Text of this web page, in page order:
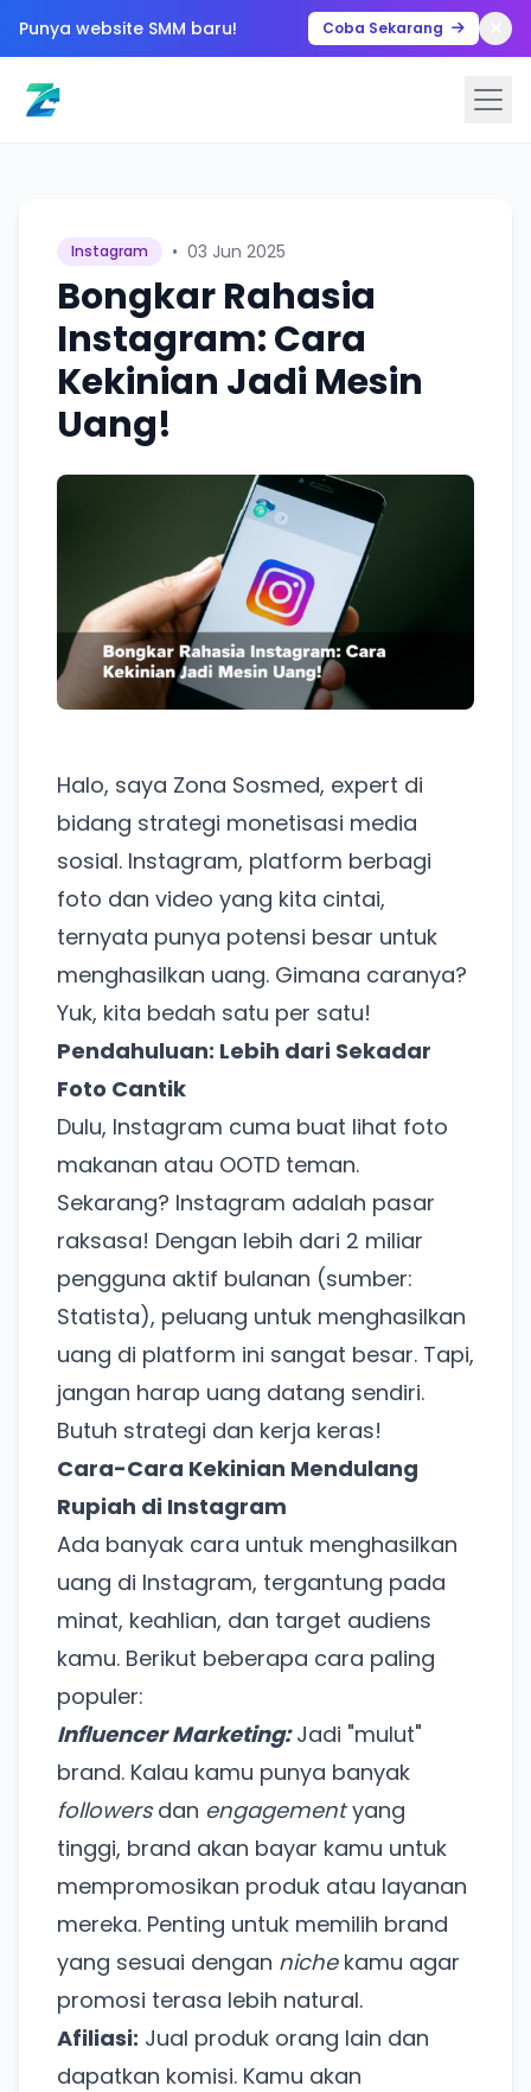
Punya website SMM baru! Coba Sekarang
Instagram • 03 Jun 2025
Bongkar Rahasia
Instagram: Cara
Kekinian Jadi Mesin
Uang!
Halo, saya Zona Sosmed, expert di
bidang strategi monetisasi media
sosial. Instagram, platform berbagi
foto dan video yang kita cintai,
ternyata punya potensi besar untuk
menghasilkan uang. Gimana caranya?
Yuk, kita bedah satu per satu!
Pendahuluan: Lebih dari Sekadar
Foto Cantik
Dulu, Instagram cuma buat lihat foto
makanan atau OOTD teman.
Sekarang? Instagram adalah pasar
raksasa! Dengan lebih dari 2 miliar
pengguna aktif bulanan (sumber:
Statista), peluang untuk menghasilkan
uang di platform ini sangat besar. Tapi,
jangan harap uang datang sendiri.
Butuh strategi dan kerja keras!
Cara-Cara Kekinian Mendulang
Rupiah di Instagram
Ada banyak cara untuk menghasilkan
uang di Instagram, tergantung pada
minat, keahlian, dan target audiens
kamu. Berikut beberapa cara paling
populer:
Influencer Marketing:Jadi "mulut"
brand. Kalau kamu punya banyak
followersdan engagementyang
tinggi, brand akan bayar kamu untuk
mempromosikan produk atau layanan
mereka. Penting untuk memilih brand
yang sesuai dengan nichekamu agar
promosi terasa lebih natural.
Afiliasi: Jual produk orang lain dan
dapatkan komisi. Kamu akan